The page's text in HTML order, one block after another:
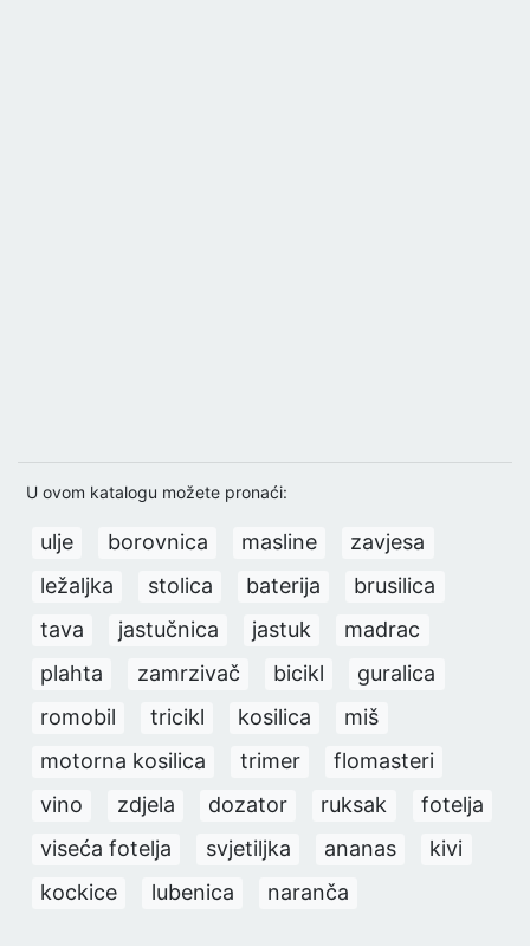
U ovom katalogu možete pronaći:
ulje borovnica masline
zavjesa
ležaljka
stolica baterija
brusilica
tava
jastučnica jastuk
madrac
plahta
zamrzivač bicikl
guralica
romobil
tricikl kosilica
miš
motorna kosilica
trimer
flomasteri
vino
zdjela dozator ruksak
fotelja
viseća fotelja
svjetiljka ananas
kivi
kockice
lubenica naranča